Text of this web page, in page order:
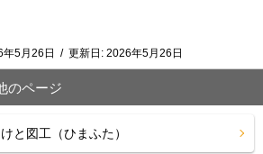
5月26日 / 更新日: 2026年5月26日
のページ
と図工（ひまふた）